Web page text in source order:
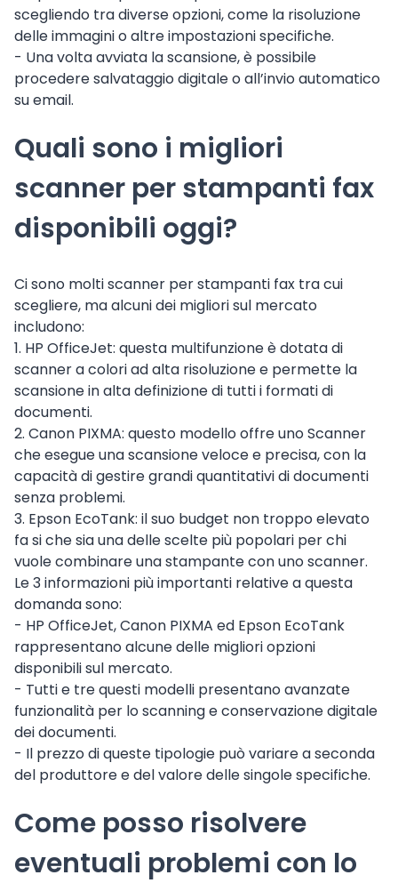
scegliendo tra diverse opzioni, come la risoluzione
delle immagini o altre impostazioni specifiche.
- Una volta avviata la scansione, è possibile
procedere salvataggio digitale o all’invio automatico
su email.
Quali sono i migliori
scanner per stampanti fax
disponibili oggi?
Ci sono molti scanner per stampanti fax tra cui
scegliere, ma alcuni dei migliori sul mercato
includono:
1. HP OfficeJet: questa multifunzione è dotata di
scanner a colori ad alta risoluzione e permette la
scansione in alta definizione di tutti i formati di
documenti.
2. Canon PIXMA: questo modello offre uno Scanner
che esegue una scansione veloce e precisa, con la
capacità di gestire grandi quantitativi di documenti
senza problemi.
3. Epson EcoTank: il suo budget non troppo elevato
fa si che sia una delle scelte più popolari per chi
vuole combinare una stampante con uno scanner.
Le 3 informazioni più importanti relative a questa
domanda sono:
- HP OfficeJet, Canon PIXMA ed Epson EcoTank
rappresentano alcune delle migliori opzioni
disponibili sul mercato.
- Tutti e tre questi modelli presentano avanzate
funzionalità per lo scanning e conservazione digitale
dei documenti.
- Il prezzo di queste tipologie può variare a seconda
del produttore e del valore delle singole specifiche.
Come posso risolvere
eventuali problemi con lo